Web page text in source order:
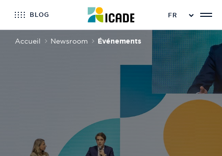
BLOG
Accueil Newsroom Événements